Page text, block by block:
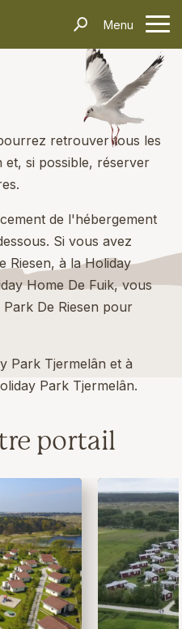
Menu
retrouver tous les
et, si possible, réserver
de l'hébergement
Si vous avez
Riesen, à la Holiday
Home De Fuik, vous
De Riesen pour
Park Tjermelân et à
Park Tjermelân.
portail